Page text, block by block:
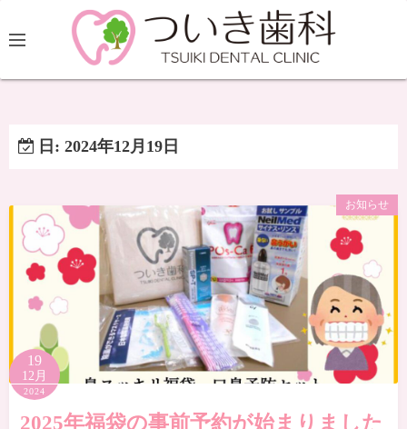
日: 2024年12月19日
お知らせ
19
12月
2024
2025年福袋の事前予約が始まりました